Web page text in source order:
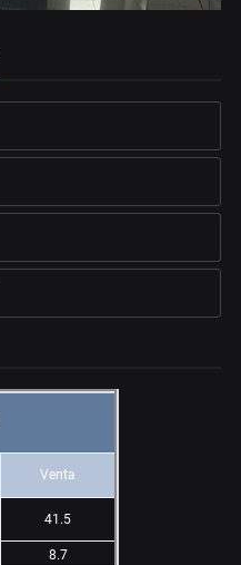
Venta
41.5
8.7